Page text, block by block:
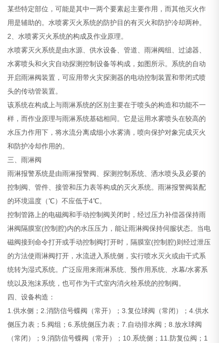
某些特定部位，可能是其中一两个要素起主要作用，而其他灭火作
用是辅助的。水喷雾灭火系统的防护目的有灭火和防护冷却两种。
2、水喷雾灭火系统的构成及作业原理。
水喷雾灭火系统是由水源、供水设备、管道、雨淋阀组、过滤器、
水雾喷头和火灾自动探测控制设备等构成，如图所示。系统的自动
开启雨淋阀装置，可应用带火灾探测器的电动控制装置和带闭式喷
头的传动管装置。
该系统在构成上与雨淋系统的区别主要在于喷头的构造和功能不一
样，而作业原理与雨淋系统基础相同。它是运用水雾喷头在较高的
水压力作用下，将水流分离成细小水雾滴，喷向保护对象完成灭火
和防护冷却作用的。
三、雨淋阀
雨淋报警系统是由雨淋报警阀、探测控制系统、洒水喷头及必要的
控制阀、管件、接管和压力表等构成的灭火系统。雨淋报警阀装配
的环境温度（℃）不应低于4℃。
控制管路上的电磁阀和手动控制阀关闭时，经过压力补偿器保持雨
淋阀隔膜室(控制腔)内的水压压力，能让雨淋阀保持伺服状态。当电
磁阀接到命令打开或手动控制阀打开时，隔膜室(控制腔)则经过泄压
的方法使雨淋阀打开，水流进入系统侧，实行喷水灭火或由干式系
统转为湿式系统。广泛应用来雨淋系统、预作用系统、水幕/水雾系
统以及泡沫系统，也可作为干式室内消火栓系统的控制阀。
四、设备构造：
1.供水侧；2.消防信号蝶阀（常开）；3.复位球阀（常闭）；4.供水
侧压力表；5.阀组；6.系统侧压力表；7.自动排水阀；8.放水球阀
（常闭）；9.消防信号蝶阀（常开）；10.系统侧；11.防复位阀；1